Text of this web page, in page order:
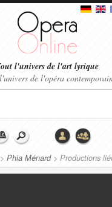
l'univers de l'art lyrique
de l'opéra
Phia Ménard> Productions